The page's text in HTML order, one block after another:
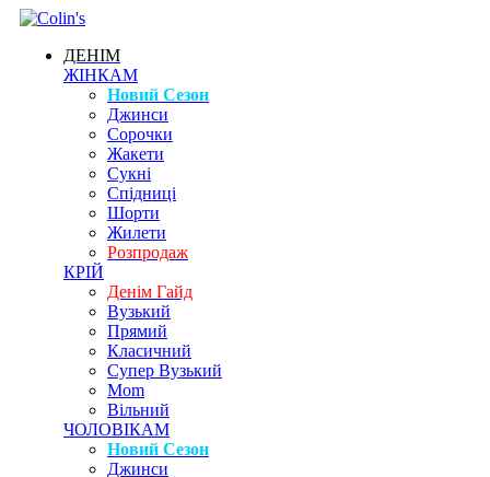
ДЕНІМ
ЖІНКАМ
Новий Сезон
Джинси
Сорочки
Жакети
Сукні
Спідниці
Шорти
Жилети
Розпродаж
КРІЙ
Денім Гайд
Вузький
Прямий
Класичний
Супер Вузький
Mom
Вільний
ЧОЛОВІКАМ
Новий Сезон
Джинси